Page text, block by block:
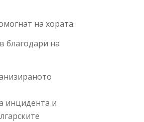
на хората.
благодари на
инцидента и